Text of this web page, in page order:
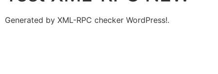
Generated by XML-RPC checker WordPress!.